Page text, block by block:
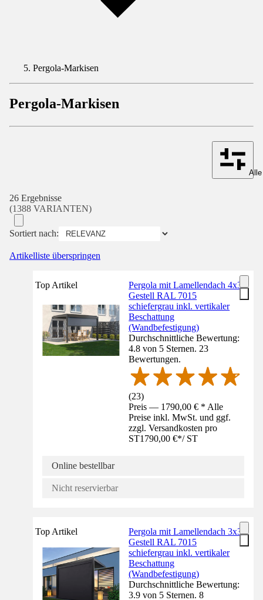
Pergola-Markisen
Pergola-Markisen
26 Ergebnisse
(1388 VARIANTEN)
Sortiert nach:
Artikelliste überspringen
Top Artikel
Pergola mit Lamellendach 4x3
Gestell RAL 7015
schiefergrau inkl. vertikaler
Beschattung
(Wandbefestigung)
Durchschnittliche Bewertung:
4.8 von 5 Sternen. 23
Bewertungen.
(23)
Preis — 1790,00 € * Alle
Preise inkl. MwSt. und ggf.
zzgl. Versandkosten pro
ST1790,00 €*/ ST
Online bestellbar
Nicht reservierbar
Top Artikel
Pergola mit Lamellendach 3x3
Gestell RAL 7015
schiefergrau inkl. vertikaler
Beschattung
(Wandbefestigung)
Durchschnittliche Bewertung:
3.9 von 5 Sternen. 8